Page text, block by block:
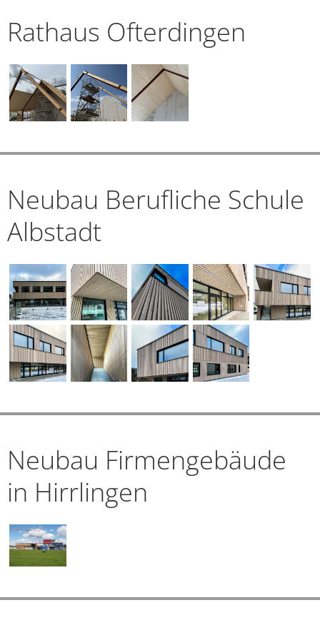
Rathaus Ofterdingen
Neubau Berufliche Schule
Albstadt
Neubau Firmengebäude
in Hirrlingen